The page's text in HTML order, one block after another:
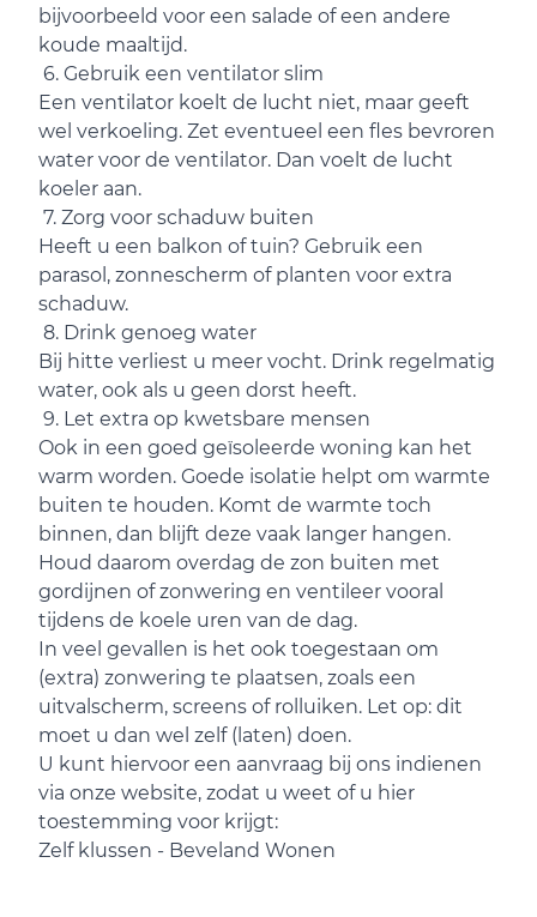
bijvoorbeeld voor een salade of een andere
koude maaltijd.
6. Gebruik een ventilator slim
Een ventilator koelt de lucht niet, maar geeft
wel verkoeling. Zet eventueel een fles bevroren
water voor de ventilator. Dan voelt de lucht
koeler aan.
7. Zorg voor schaduw buiten
Heeft u een balkon of tuin? Gebruik een
parasol, zonnescherm of planten voor extra
schaduw.
8. Drink genoeg water
Bij hitte verliest u meer vocht. Drink regelmatig
water, ook als u geen dorst heeft.
9. Let extra op kwetsbare mensen
Ook in een goed geïsoleerde woning kan het
warm worden. Goede isolatie helpt om warmte
buiten te houden. Komt de warmte toch
binnen, dan blijft deze vaak langer hangen.
Houd daarom overdag de zon buiten met
gordijnen of zonwering en ventileer vooral
tijdens de koele uren van de dag.
In veel gevallen is het ook toegestaan om
(extra) zonwering te plaatsen, zoals een
uitvalscherm, screens of rolluiken. Let op: dit
moet u dan wel zelf (laten) doen.
U kunt hiervoor een aanvraag bij ons indienen
via onze website, zodat u weet of u hier
toestemming voor krijgt:
Zelf klussen - Beveland Wonen